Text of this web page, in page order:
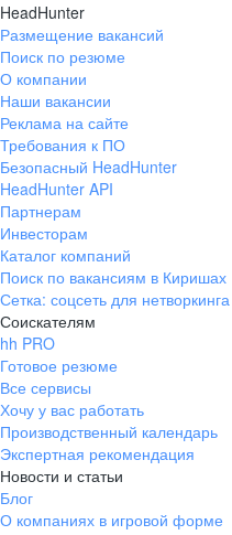
HeadHunter
Размещение вакансий
Поиск по резюме
О компании
Наши вакансии
Реклама на сайте
Требования к ПО
Безопасный HeadHunter
HeadHunter API
Партнерам
Инвесторам
Каталог компаний
Поиск по вакансиям в Киришах
Сетка: соцсеть для нетворкинга
Соискателям
hh PRO
Готовое резюме
Все сервисы
Хочу у вас работать
Производственный календарь
Экспертная рекомендация
Новости и статьи
Блог
О компаниях в игровой форме